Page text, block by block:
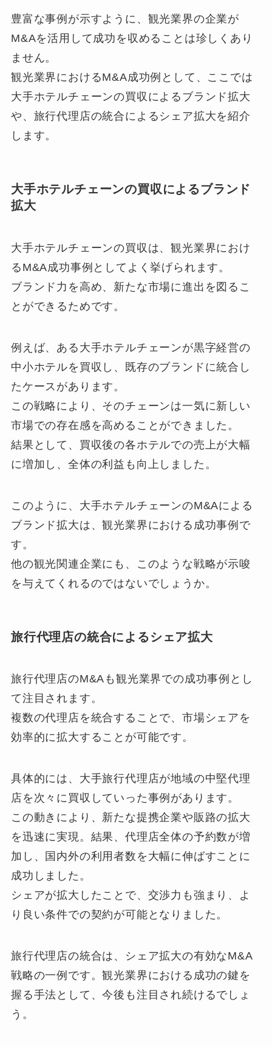
豊富な事例が示すように、観光業界の企業が
M&Aを活用して成功を収めることは珍しくあり
ません。
観光業界におけるM&A成功例として、ここでは
大手ホテルチェーンの買収によるブランド拡大
や、旅行代理店の統合によるシェア拡大を紹介
します。
大手ホテルチェーンの買収によるブランド
拡大
大手ホテルチェーンの買収は、観光業界におけ
るM&A成功事例としてよく挙げられます。
ブランド力を高め、新たな市場に進出を図るこ
とができるためです。
例えば、ある大手ホテルチェーンが黒字経営の
中小ホテルを買収し、既存のブランドに統合し
たケースがあります。
この戦略により、そのチェーンは一気に新しい
市場での存在感を高めることができました。
結果として、買収後の各ホテルでの売上が大幅
に増加し、全体の利益も向上しました。
このように、大手ホテルチェーンのM&Aによる
ブランド拡大は、観光業界における成功事例で
す。
他の観光関連企業にも、このような戦略が示唆
を与えてくれるのではないでしょうか。
旅行代理店の統合によるシェア拡大
旅行代理店のM&Aも観光業界での成功事例とし
て注目されます。
複数の代理店を統合することで、市場シェアを
効率的に拡大することが可能です。
具体的には、大手旅行代理店が地域の中堅代理
店を次々に買収していった事例があります。
この動きにより、新たな提携企業や販路の拡大
を迅速に実現。結果、代理店全体の予約数が増
加し、国内外の利用者数を大幅に伸ばすことに
成功しました。
シェアが拡大したことで、交渉力も強まり、よ
り良い条件での契約が可能となりました。
旅行代理店の統合は、シェア拡大の有効なM&A
戦略の一例です。観光業界における成功の鍵を
握る手法として、今後も注目され続けるでしょ
う。